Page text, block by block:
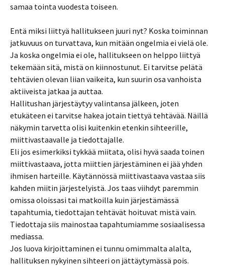
samaa tointa vuodesta toiseen.
Entä miksi liittyä hallitukseen juuri nyt? Koska toiminnan
jatkuvuus on turvattava, kun mitään ongelmia ei vielä ole.
Ja koska ongelmia ei ole, hallitukseen on helppo liittyä
tekemään sitä, mistä on kiinnostunut. Ei tarvitse pelätä
tehtävien olevan liian vaikeita, kun suurin osa vanhoista
aktiiveista jatkaa ja auttaa.
Hallitushan järjestäytyy valintansa jälkeen, joten
etukäteen ei tarvitse hakea jotain tiettyä tehtävää. Näillä
näkymin tarvetta olisi kuitenkin etenkin sihteerille,
miittivastaavalle ja tiedottajalle.
Eli jos esimerkiksi tykkää miitata, olisi hyvä saada toinen
miittivastaava, jotta miittien järjestäminen ei jää yhden
ihmisen harteille. Käytännössä miittivastaava vastaa siis
kahden miitin järjestelyistä. Jos taas viihdyt paremmin
omissa oloissasi tai matkoilla kuin järjestämässä
tapahtumia, tiedottajan tehtävät hoituvat mistä vain.
Tiedottaja siis mainostaa tapahtumiamme sosiaalisessa
mediassa.
Jos luova kirjoittaminen ei tunnu omimmalta alalta,
hallituksen nykyinen sihteeri on jättäytymässä pois.